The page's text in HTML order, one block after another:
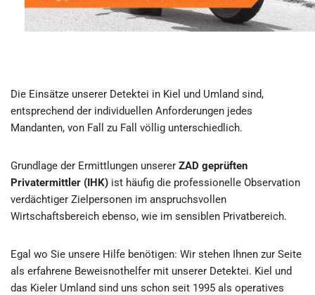
Die Einsätze unserer Detektei in Kiel und Umland sind,
entsprechend der individuellen Anforderungen jedes
Mandanten, von Fall zu Fall völlig unterschiedlich.
Grundlage der Ermittlungen unserer ZAD geprüften
Privatermittler (IHK) ist häufig die professionelle Observation
verdächtiger Zielpersonen im anspruchsvollen
Wirtschaftsbereich ebenso, wie im sensiblen Privatbereich.
Egal wo Sie unsere Hilfe benötigen: Wir stehen Ihnen zur Seite
als erfahrene Beweisnothelfer mit unserer Detektei. Kiel und
das Kieler Umland sind uns schon seit 1995 als operatives